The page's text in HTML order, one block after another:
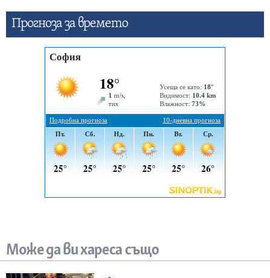
Прогнозa за времето
Може да ви хареса също